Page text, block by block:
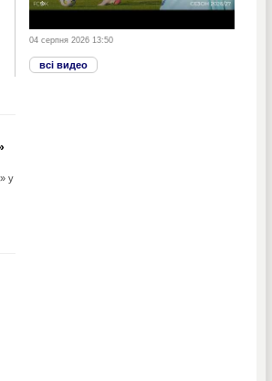
у
04 серпня 2026 13:50
всі видео